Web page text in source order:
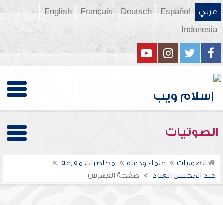
عربي Español
Deutsch
Français
English
Indonesia
الصوتيات
الصوتيات علماء ودعاة
محاضرات مفرغة
عبد المحسن العباد
صفحة الفهرس